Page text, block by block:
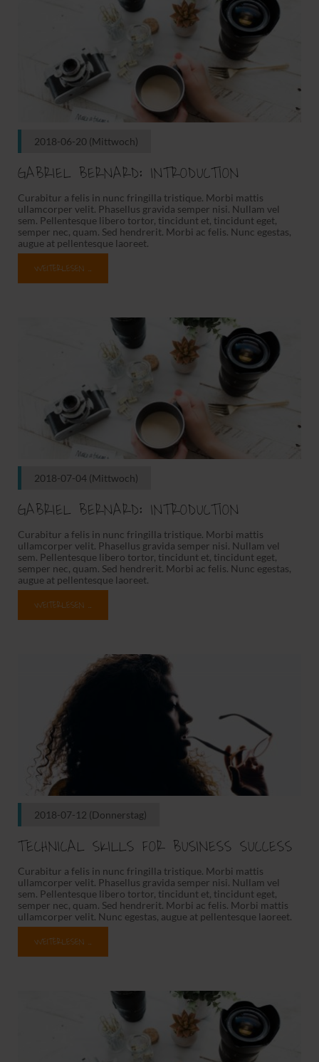
2018-06-20 (Mittwoch)
GABRIEL BERNARD: INTRODUCTION
Curabitur a felis in nunc fringilla tristique. Morbi mattis
ullamcorper velit. Phasellus gravida semper nisi. Nullam vel
sem. Pellentesque libero tortor, tincidunt et, tincidunt eget,
semper nec, quam. Sed hendrerit. Morbi ac felis. Nunc egestas,
augue at pellentesque laoreet.
WEITERLESEN …
2018-07-04 (Mittwoch)
GABRIEL BERNARD: INTRODUCTION
Curabitur a felis in nunc fringilla tristique. Morbi mattis
ullamcorper velit. Phasellus gravida semper nisi. Nullam vel
sem. Pellentesque libero tortor, tincidunt et, tincidunt eget,
semper nec, quam. Sed hendrerit. Morbi ac felis. Nunc egestas,
augue at pellentesque laoreet.
WEITERLESEN …
2018-07-12 (Donnerstag)
TECHNICAL SKILLS FOR BUSINESS SUCCESS
Curabitur a felis in nunc fringilla tristique. Morbi mattis
ullamcorper velit. Phasellus gravida semper nisi. Nullam vel
sem. Pellentesque libero tortor, tincidunt et, tincidunt eget,
semper nec, quam. Sed hendrerit. Morbi ac felis. Morbi mattis
ullamcorper velit. Nunc egestas, augue at pellentesque laoreet.
Morbi mattis ullamcorper velit.
WEITERLESEN …